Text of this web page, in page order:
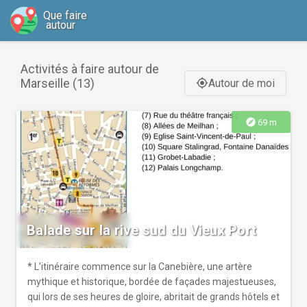
Que faire
autour
Activités à faire autour de
Marseille (13)
gps_fixedAutour de moi
explore 69 m
Balade sur la rive sud du Vieux Port
* L’itinéraire commence sur la Canebière, une artère
mythique et historique, bordée de façades majestueuses,
qui lors de ses heures de gloire, abritait de grands hôtels et